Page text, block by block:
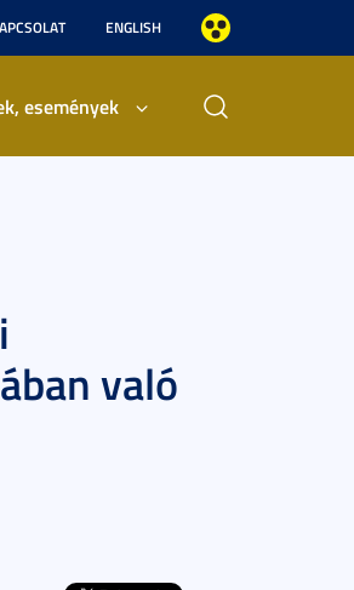
ENGLISH
események
való